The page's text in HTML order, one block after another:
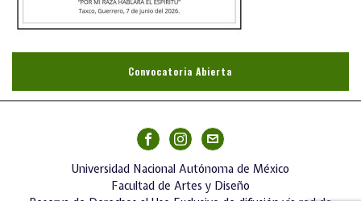
Convocatoria Abierta
Universidad Nacional Autónoma de México
Facultad de Artes y Diseño